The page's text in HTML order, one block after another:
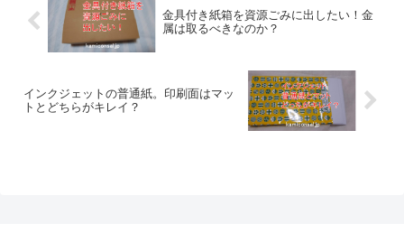
金具付き紙箱を資源ごみに出したい！金
属は取るべきなのか？
インクジェットの普通紙。印刷面はマッ
トとどちらがキレイ？